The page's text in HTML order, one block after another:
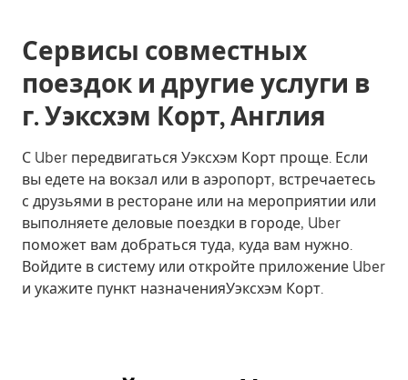
Сервисы совместных
поездок и другие услуги в
г. Уэксхэм Корт, Англия
С Uber передвигаться Уэксхэм Корт проще. Если
вы едете на вокзал или в аэропорт, встречаетесь
с друзьями в ресторане или на мероприятии или
выполняете деловые поездки в городе, Uber
поможет вам добраться туда, куда вам нужно.
Войдите в систему или откройте приложение Uber
и укажите пункт назначенияУэксхэм Корт.